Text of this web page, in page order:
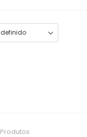
Produtos